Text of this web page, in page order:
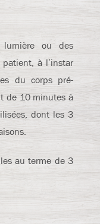
lumière ou des
à l’instar
du corps pré-
de 10 minutes à
dont les 3
au terme de 3